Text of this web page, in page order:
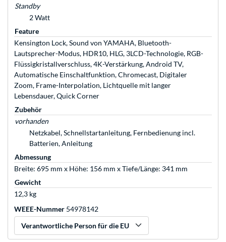
Standby
2 Watt
Feature
Kensington Lock, Sound von YAMAHA, Bluetooth-
Lautsprecher-Modus, HDR10, HLG, 3LCD-Technologie, RGB-
Flüssigkristallverschluss, 4K-Verstärkung, Android TV,
Automatische Einschaltfunktion, Chromecast, Digitaler
Zoom, Frame-Interpolation, Lichtquelle mit langer
Lebensdauer, Quick Corner
Zubehör
vorhanden
Netzkabel, Schnellstartanleitung, Fernbedienung incl.
Batterien, Anleitung
Abmessung
Breite: 695 mm x Höhe: 156 mm x Tiefe/Länge: 341 mm
Gewicht
12,3 kg
WEEE-Nummer 54978142
Verantwortliche Person für die EU